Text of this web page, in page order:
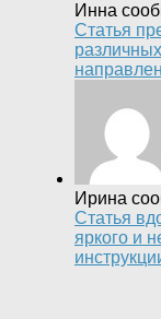
Инна
Статья
Ирина
Статья
яркого и